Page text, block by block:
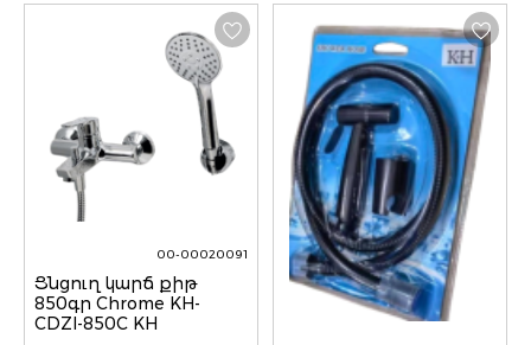
00-00020091
Ցնցուղ կարճ քիթ
850գր Chrome KH-
CDZI-850C KH